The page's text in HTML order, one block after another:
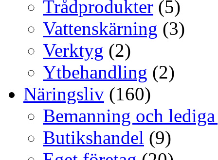
Trådprodukter (5)
Vattenskärning (3)
Verktyg (2)
Ytbehandling (2)
Näringsliv (160)
Bemanning och
Butikshandel (9)